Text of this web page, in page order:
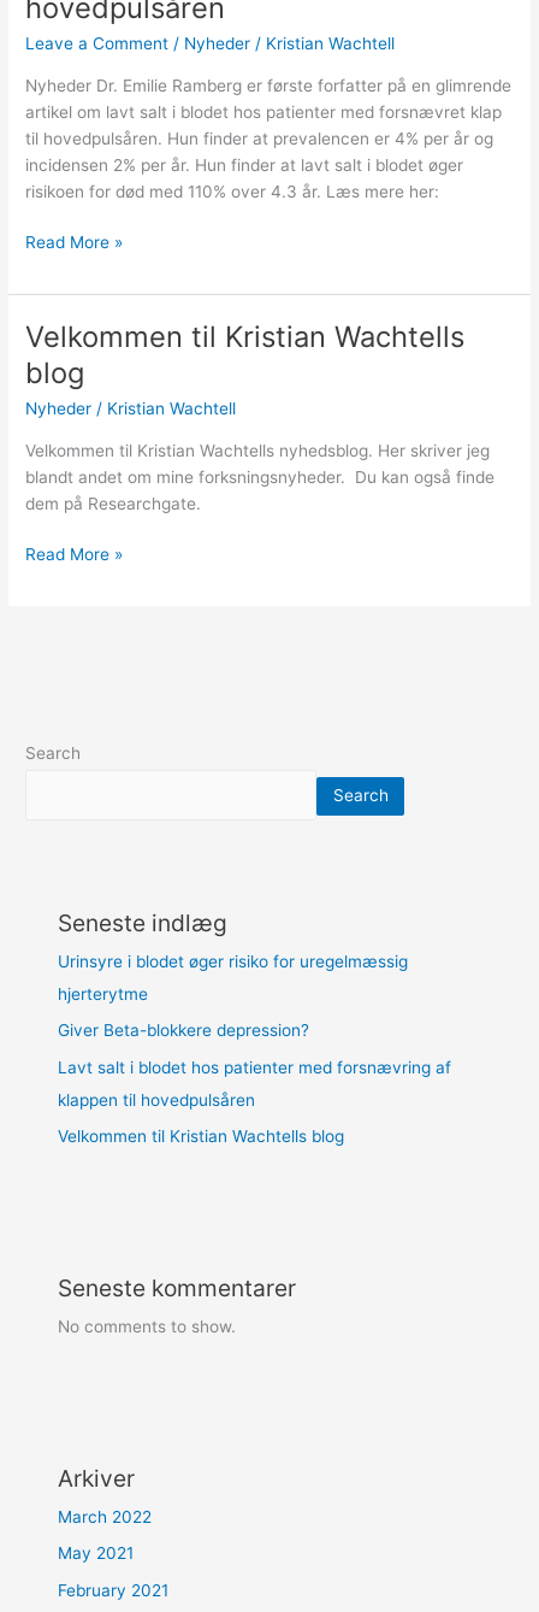
hovedpulsåren
Leave a Comment / Nyheder / Kristian Wachtell
Nyheder Dr. Emilie Ramberg er første forfatter på en glimrende
artikel om lavt salt i blodet hos patienter med forsnævret klap
til hovedpulsåren. Hun finder at prevalencen er 4% per år og
incidensen 2% per år. Hun finder at lavt salt i blodet øger
risikoen for død med 110% over 4.3 år. Læs mere her:
blodet
hos
med
forsnævring
af
klappen
til
Read More »
Velkommen til Kristian Wachtells
blog
Nyheder / Kristian Wachtell
Velkommen til Kristian Wachtells nyhedsblog. Her skriver jeg
blandt andet om mine forksningsnyheder. Du kan også finde
dem på Researchgate.
Velkommen
til
Kristian
Wachtells
Read More »
Search
Search
Seneste indlæg
Urinsyre i blodet øger risiko for uregelmæssig
hjerterytme
Giver Beta-blokkere depression?
Lavt salt i blodet hos patienter med forsnævring af
klappen til hovedpulsåren
Velkommen til Kristian Wachtells blog
Seneste kommentarer
No comments to show.
Arkiver
March 2022
May 2021
February 2021